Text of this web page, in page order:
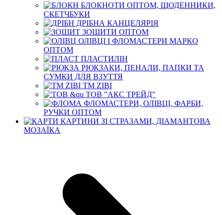
БЛОКНОТИ ОПТОМ, ЩОДЕННИКИ,
СКЕТЧБУКИ
ДРІБНА КАНЦЕЛЯРІЯ
ЗОШИТИ ОПТОМ
ОЛІВЦІ І ФЛОМАСТЕРИ МАРКО
ОПТОМ
ПЛАСТИЛІН
РЮКЗАКИ, ПЕНАЛИ, ПАПКИ ТА
СУМКИ ДЛЯ ВЗУТТЯ
ТМ ZIBI
ТОВ "АКС ТРЕЙД"
ФЛОМАСТЕРИ, ОЛІВЦІ, ФАРБИ,
РУЧКИ ОПТОМ
КАРТИНИ ЗІ СТРАЗАМИ, ДІАМАНТОВА
МОЗАЇКА